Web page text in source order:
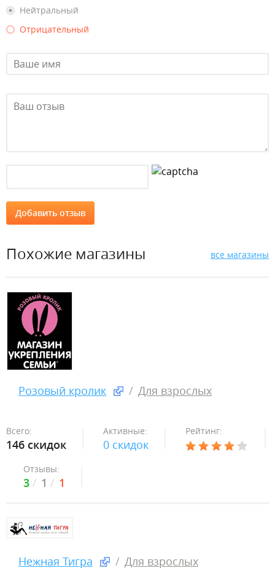
Нейтральный
Отрицательный
Похожие магазины все магазины
Розовый кролик Для взрослых
Всего:
146 скидок
Активные:
0 скидок
Рейтинг:
Отзывы:
3 1 1
Нежная Тигра Для взрослых